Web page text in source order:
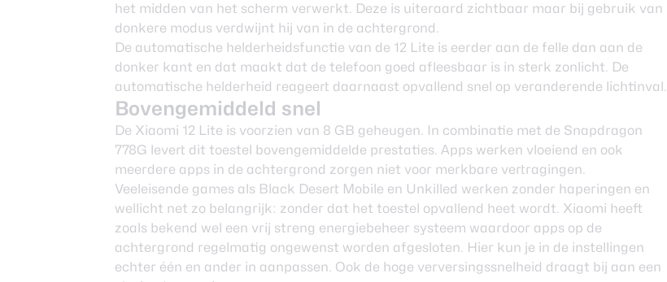
het midden van het scherm verwerkt. Deze is uiteraard zichtbaar maar bij gebruik van
donkere modus verdwijnt hij van in de achtergrond.
De automatische helderheidsfunctie van de 12 Lite is eerder aan de felle dan aan de
donker kant en dat maakt dat de telefoon goed afleesbaar is in sterk zonlicht. De
automatische helderheid reageert daarnaast opvallend snel op veranderende lichtinval.
Bovengemiddeld snel
De Xiaomi 12 Lite is voorzien van 8 GB geheugen. In combinatie met de Snapdragon
778G levert dit toestel bovengemiddelde prestaties. Apps werken vloeiend en ook
meerdere apps in de achtergrond zorgen niet voor merkbare vertragingen.
Veeleisende games als Black Desert Mobile en Unkilled werken zonder haperingen en
wellicht net zo belangrijk: zonder dat het toestel opvallend heet wordt. Xiaomi heeft
zoals bekend wel een vrij streng energiebeheer systeem waardoor apps op de
achtergrond regelmatig ongewenst worden afgesloten. Hier kun je in de instellingen
echter één en ander in aanpassen. Ook de hoge verversingssnelheid draagt bij aan een